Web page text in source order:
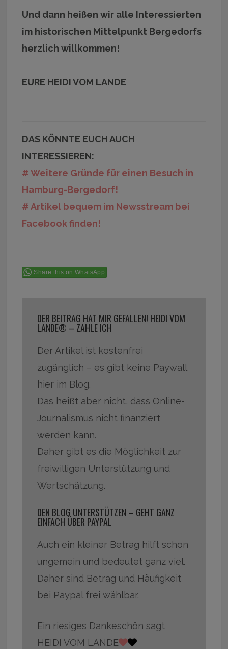
Und dann heißen wir alle Interessierten
im historischen Mittelpunkt Bergedorfs
herzlich willkommen!
EURE HEIDI VOM LANDE
DAS KÖNNTE EUCH AUCH
INTERESSIEREN:
# Weitere Gründe für einen Besuch in
Hamburg-Bergedorf!
# Artikel bequem im Newsstream bei
Facebook finden!
Share this on WhatsApp
DER BEITRAG HAT MIR GEFALLEN! HEIDI VOM
LANDE® – ZAHLE ICH
Der Artikel ist kostenfrei
zugänglich – es gibt keine Paywall
hier im Blog.
Das heißt aber nicht, dass Online-
Journalismus nicht finanziert
werden kann.
Daher gibt es die Möglichkeit zur
freiwilligen Unterstützung und
Wertschätzung.
DEN BLOG UNTERSTÜTZEN – GEHT GANZ
EINFACH ÜBER PAYPAL
Auch ein kleiner Betrag hilft schon
ungemein und bedeutet ganz viel.
Daher sind Betrag und Häufigkeit
bei Paypal frei wählbar.
Ein riesiges Dankeschön sagt
HEIDI VOM LANDE